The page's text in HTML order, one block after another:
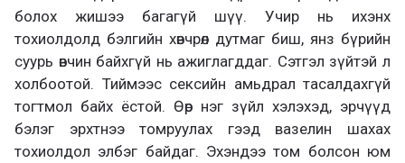
болох жишээ багагүй шүү. Учир нь ихэнх
тохиолдолд бэлгийн хөвчрөл дутмаг биш, янз бүрийн
суурь өвчин байхгүй нь ажиглагддаг. Сэтгэл зүйтэй л
холбоотой. Тиймээс сексийн амьдрал тасалдахгүй
тогтмол байх ёстой. Өөр нэг зүйл хэлэхэд, эрчүүд
бэлэг эрхтнээ томруулах гээд вазелин шахах
тохиолдол элбэг байдаг. Эхэндээ том болсон юм